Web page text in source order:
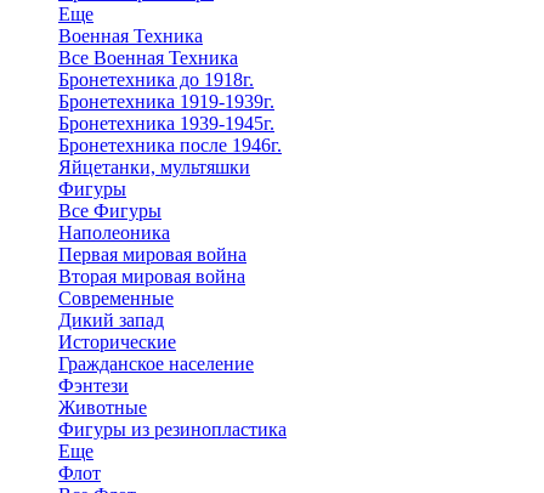
Еще
Военная Техника
Все Военная Техника
Бронетехника до 1918г.
Бронетехника 1919-1939г.
Бронетехника 1939-1945г.
Бронетехника после 1946г.
Яйцетанки, мультяшки
Фигуры
Все Фигуры
Наполеоника
Первая мировая война
Вторая мировая война
Современные
Дикий запад
Исторические
Гражданское население
Фэнтези
Животные
Фигуры из резинопластика
Еще
Флот